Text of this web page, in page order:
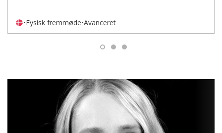
Fysisk fremmøde•Avanceret
1 2 3